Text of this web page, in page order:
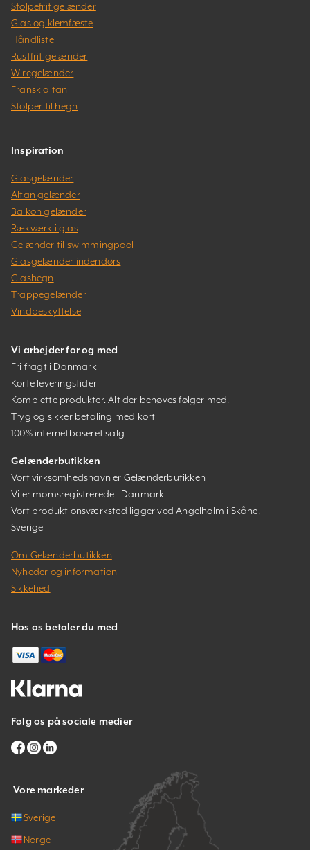
Stolpefrit gelænder
Glas og klemfæste
Håndliste
Rustfrit gelænder
Wiregelænder
Fransk altan
Stolper til hegn
Inspiration
Glasgelænder
Altan gelænder
Balkon gelænder
Rækværk i glas
Gelænder til swimmingpool
Glasgelænder indendørs
Glashegn
Trappegelænder
Vindbeskyttelse
Vi arbejder for og med
Fri fragt i Danmark
Korte leveringstider
Komplette produkter. Alt der behøves følger med.
Tryg og sikker betaling med kort
100% internetbaseret salg
Gelænderbutikken
Vort virksomhedsnavn er Gelænderbutikken
Vi er momsregistrerede i Danmark
Vort produktionsværksted ligger ved Ängelholm i Skåne,
Sverige
Om Gelænderbutikken
Nyheder og information
Sikkehed
Hos os betaler du med
Følg os på sociale medier
Vore markeder
Sverige
Norge